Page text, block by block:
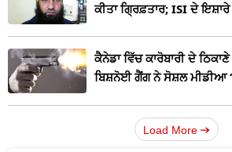
ਕੀਤਾ ਗ੍ਰਿਫ਼ਤਾਰ; ISI ਦੇ ਇਸ਼ਾਰੇ
ਕੈਨੇਡਾ ਵਿੱਚ ਕਾਰੋਬਾਰੀ ਦੇ
ਬਿਸ਼ਨੋਈ ਗੈਂਗ ਨੇ ਸੋਸ਼ਲ ਮੀਡੀਆ
Load More